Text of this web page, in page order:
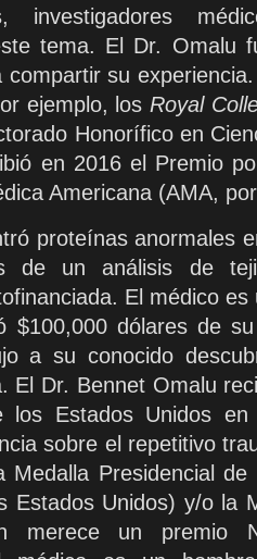
investigadores
tema. El Dr. Omalu
su
ejemplo, los Royal
Honorífico en
en 2016 el Premio
Americana (AMA,
proteínas anormales
de un análisis de
El médico
$100,000 dólares de
a su conocido
El Dr. Bennet Omalu
los Estados Unidos
sobre el repetitivo
Medalla Presidencial
Estados Unidos) y/o la
merece un premio